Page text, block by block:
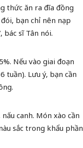
thức ăn ra đĩa đồng
bạn chỉ nên nạp
sĩ Tân nói.
Nếu vào giai đoạn
tuần). Lưu ý, bạn cần
canh. Món xào cần
sắc trong khẩu phần